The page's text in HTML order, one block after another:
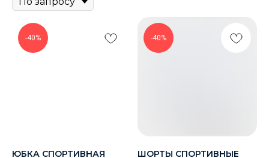
-40%
ЮБКА СПОРТИВНАЯ
-40%
ШОРТЫ СПОРТИВНЫЕ